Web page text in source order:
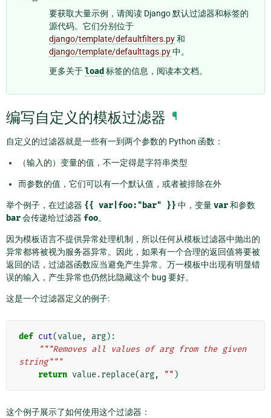
要获取大量示例，请阅读 Django 默认过滤器和标签的
源代码。它们分别位于
django/template/defaultfilters.py和
django/template/defaulttags.py中。
更多关于load标签的信息，阅读本文档。
编写自定义的模板过滤器 ¶
自定义的过滤器就是一些有一到两个参数的 Python 函数：
（输入的）变量的值，不一定得是字符串类型
而参数的值，它们可以有一个默认值，或者被排除在外
举个例子，在过滤器 {{ var|foo:"bar" }} 中，变量var和参数
bar会传递给过滤器 foo。
因为模板语言不提供异常处理机制，所以任何从模板过滤器中抛出的
异常都将被视为服务器异常。因此，如果有一个合理的返回值将要被
返回的话，过滤器函数应当避免产生异常。万一模板中出现有明显错
误的输入，产生异常也仍然比隐藏这个 bug 要好。
这是一个过滤器定义的例子:
def cut(value, arg):
"""Removes all values of arg from the given
string"""
return value.replace(arg, "" )
这个例子展示了如何使用这个过滤器：